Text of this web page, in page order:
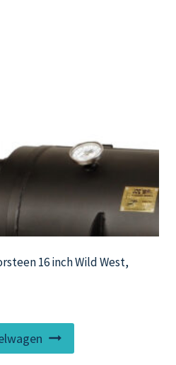
16 inch Wild West,